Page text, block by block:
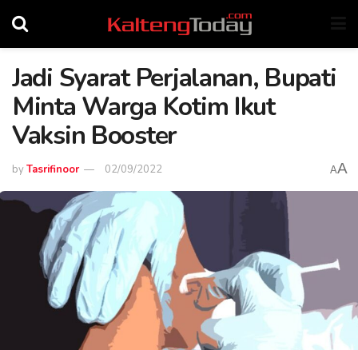
Jadi Syarat Perjalanan, Bupati
Minta Warga Kotim Ikut
Vaksin Booster
byTasrifinoor 02/09/2022 AA